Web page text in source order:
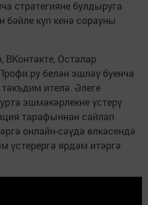
стратегияне булдыруга
бәйле күп кенә сорауны
ВКонтакте, Осталар
белән эшләү буенча
ителә. Әлеге
эшмәкәрлекне үстерү
тарафыннан сайлап
онлайн-сәүдә өлкәсендә
үстерергә ярдәм итәргә